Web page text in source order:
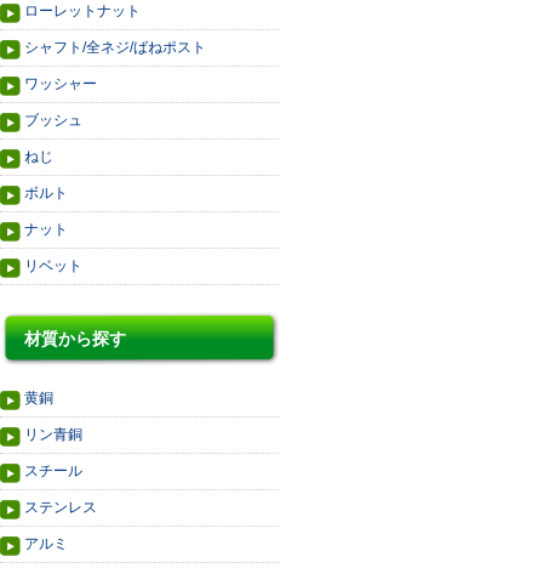
ローレットナット
シャフト/全ネジ/ばねポスト
ワッシャー
ブッシュ
ねじ
ボルト
ナット
リベット
材質から探す
黄銅
リン青銅
スチール
ステンレス
アルミ